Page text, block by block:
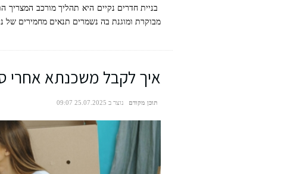
בניית חדרים נקיים היא תהליך מורכב המצריך
מבוקרת ומוגנת בה נשמרים תנאים מחמירים של
איך לקבל משכנתא אחרי
תוכן מקודם נוצר ב 25.07.2025 09:07